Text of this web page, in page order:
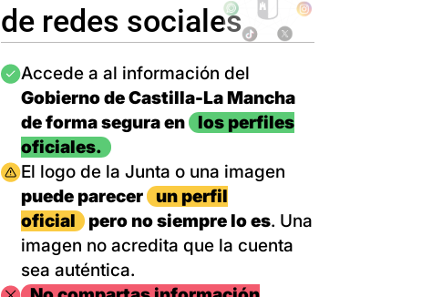
de redes sociales
Imagen
Accede a al información del
Gobierno de Castilla-La Mancha
de forma segura en
los perfiles
oficiales.
Imagen
El logo de la Junta o una imagen
puede parecer
un perfil
oficial
pero no siempre lo es. Una
imagen no acredita que la cuenta
sea auténtica.
Imagen